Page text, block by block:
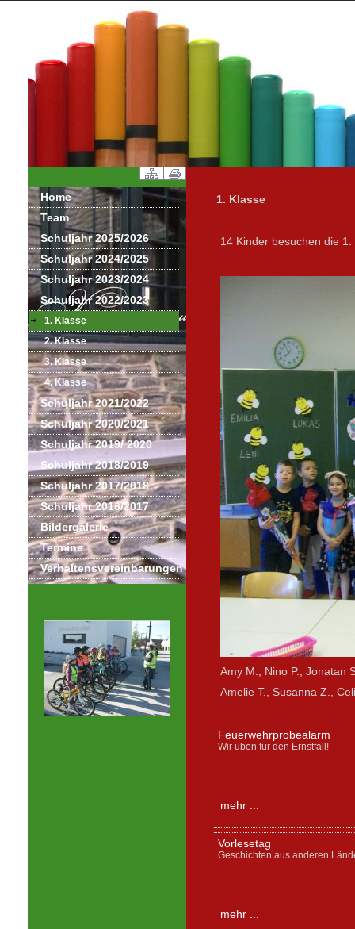
Home
Team
Schuljahr 2025/2026
Schuljahr 2024/2025
Schuljahr 2023/2024
Schuljahr 2022/2023
1. Klasse
2. Klasse
3. Klasse
4. Klasse
Schuljahr 2021/2022
Schuljahr 2020/2021
Schuljahr 2019/ 2020
Schuljahr 2018/2019
Schuljahr 2017/2018
Schuljahr 2016/2017
Bildergalerie
Termine
Verhaltensvereinbarungen
1. Klasse
14 Kinder besuchen die
Amy M., Nino P., Jonatan
Amelie T., Susanna Z.,
Feuerwehrprobealarm
Wir üben für den Ernstfall!
mehr ...
Vorlesetag
Geschichten aus anderen
mehr ...